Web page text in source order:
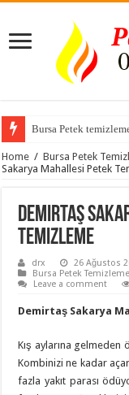
Bursa Petek
Home / Bursa Petek
Sakarya Mahallesi Petek
Demirtaş
Temizleme
drx
26 Ağustos
Bursa Petek
Leave a comment
Demirtaş Sakarya
Kış aylarına gelmeden
Kombinizi ne kadar
fazla yakıt parası